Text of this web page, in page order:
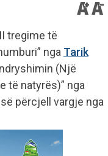
tregime të
nga Tarik
(Një
të natyrës)” nga
përcjell vargje nga